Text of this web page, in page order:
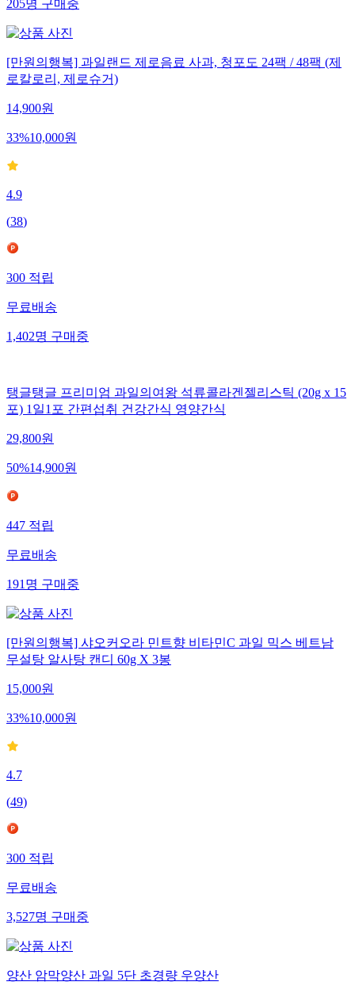
205명 구매중
[만원의행복] 과일랜드 제로음료 사과, 청포도 24팩 / 48팩 (제
로칼로리, 제로슈거)
14,900원
33%10,000원
4.9
(38)
300 적립
무료배송
1,402명 구매중
탱글탱글 프리미엄 과일의여왕 석류콜라겐젤리스틱 (20g x 15
포) 1일1포 간편섭취 건강간식 영양간식
29,800원
50%14,900원
447적립
무료배송
191명구매중
[만원의행복] 샤오커오라 민트향 비타민C 과일 믹스 베트남
무설탕 알사탕 캔디 60g X 3봉
15,000원
33%10,000원
4.7
(49)
300적립
무료배송
3,527명구매중
양산 암막양산 과일 5단 초경량 우양산